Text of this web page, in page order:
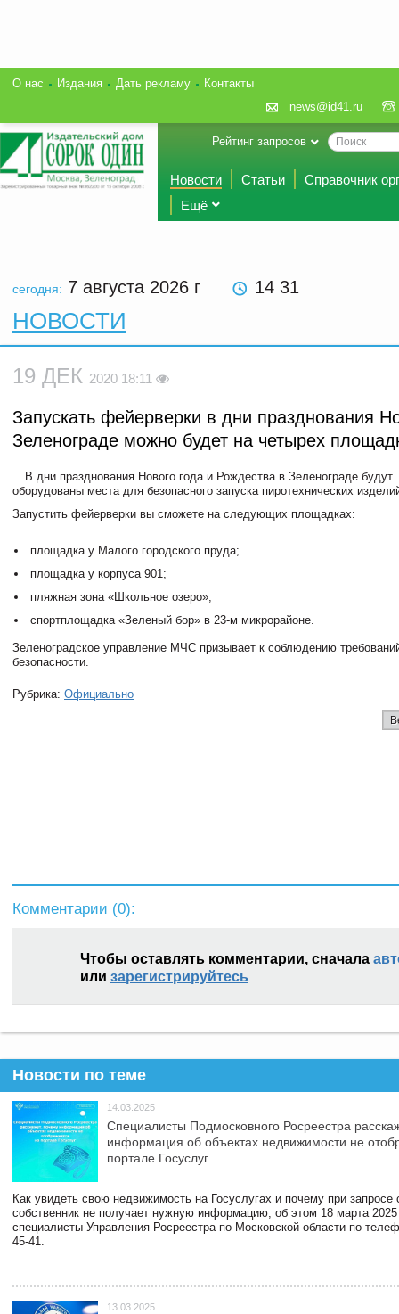
О нас Издания Дать рекламу
Контакты
news@id41.ru
Рейтинг запросов
Новости Статьи
Справочник
Ещё
сегодня: 7 августа 2026 г 14 31
НОВОСТИ
19 ДЕК 2020 18:11
Запускать фейерверки в дни празднования
Зеленограде можно будет на четырех
В дни празднования Нового года и Рождества в Зеленограде будут
оборудованы места для безопасного запуска пиротехнических
Запустить фейерверки вы сможете на следующих площадках:
площадка у Малого городского пруда;
площадка у корпуса 901;
пляжная зона «Школьное озеро»;
спортплощадка «Зеленый бор» в 23-м микрорайоне.
Зеленоградское управление МЧС призывает к соблюдению
безопасности.
Рубрика: Официально
Комментарии (0):
Чтобы оставлять комментарии, сначала
или зарегистрируйтесь
Новости по теме
14.03.2025
Специалисты Подмосковного Росреестра
информация об объектах недвижимости не
портале Госуслуг
Как увидеть свою недвижимость на Госуслугах и почему при запросе
собственник не получает нужную информацию, об этом 18 марта 2025
специалисты Управления Росреестра по Московской области по
45-41.
13.03.2025